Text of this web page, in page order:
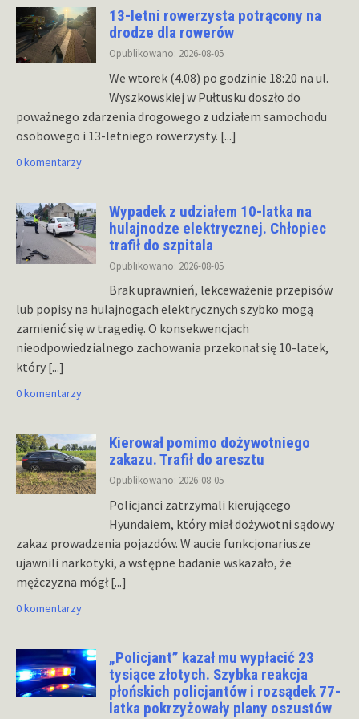
13-letni rowerzysta potrącony na
drodze dla rowerów
Opublikowano: 2026-08-05
We wtorek (4.08) po godzinie 18:20 na ul.
Wyszkowskiej w Pułtusku doszło do
poważnego zdarzenia drogowego z udziałem samochodu
osobowego i 13-letniego rowerzysty. [...]
0 komentarzy
Wypadek z udziałem 10-latka na
hulajnodze elektrycznej. Chłopiec
trafił do szpitala
Opublikowano: 2026-08-05
Brak uprawnień, lekceważenie przepisów
lub popisy na hulajnogach elektrycznych szybko mogą
zamienić się w tragedię. O konsekwencjach
nieodpowiedzialnego zachowania przekonał się 10-latek,
który [...]
0 komentarzy
Kierował pomimo dożywotniego
zakazu. Trafił do aresztu
Opublikowano: 2026-08-05
Policjanci zatrzymali kierującego
Hyundaiem, który miał dożywotni sądowy
zakaz prowadzenia pojazdów. W aucie funkcjonariusze
ujawnili narkotyki, a wstępne badanie wskazało, że
mężczyzna mógł[...]
0 komentarzy
„Policjant” kazał mu wypłacić 23
tysiące złotych. Szybka reakcja
płońskich policjantów i rozsądek 77-
latka pokrzyżowały plany oszustów